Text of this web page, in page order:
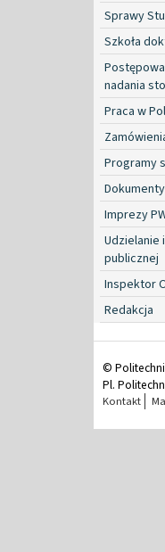
Sprawy
Szkoła
nadania
Praca w
Programy
Imprezy
Udzielanie
publicznej
Inspektor
Redakcja
©
Pl.
Kontakt